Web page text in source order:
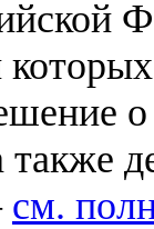
также
см.